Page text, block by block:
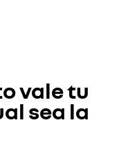
vale tu
sea la